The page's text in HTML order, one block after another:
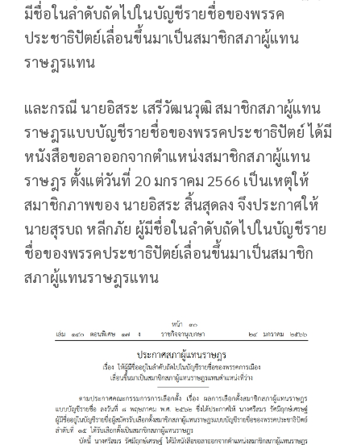
มีชื่อในลำดับถัดไปในบัญชีรายชื่อของพรรค
ประชาธิปัตย์เลื่อนขึ้นมาเป็นสมาชิกสภาผู้แทน
ราษฎรแทน
และกรณี นายอิสระ เสรีวัฒนวุฒิ สมาชิกสภาผู้แทน
ราษฎรแบบบัญชีรายชื่อของพรรคประชาธิปัตย์ ได้มี
หนังสือขอลาออกจากตำแหน่งสมาชิกสภาผู้แทน
ราษฎร ตั้งแต่วันที่ 20 มกราคม 2566 เป็นเหตุให้
สมาชิกภาพของ นายอิสระ สิ้นสุดลง จึงประกาศให้
นายสุรบถ หลีกภัย ผู้มีชื่อในลำดับถัดไปในบัญชีราย
ชื่อของพรรคประชาธิปัตย์เลื่อนขึ้นมาเป็นสมาชิก
สภาผู้แทนราษฎรแทน